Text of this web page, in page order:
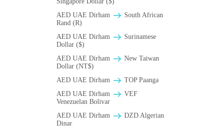
AED UAE Dirham
South African
Rand (R)
AED UAE Dirham
Surinamese
Dollar ($)
AED UAE Dirham
New Taiwan
Dollar (NT$)
AED UAE Dirham
TOP Paanga
AED UAE Dirham
VEF
Venezuelan Bolivar
AED UAE Dirham
DZD Algerian
Dinar